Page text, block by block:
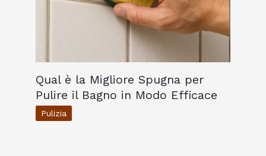
Qual è la Migliore Spugna per
Pulire il Bagno in Modo Efficace
Pulizia